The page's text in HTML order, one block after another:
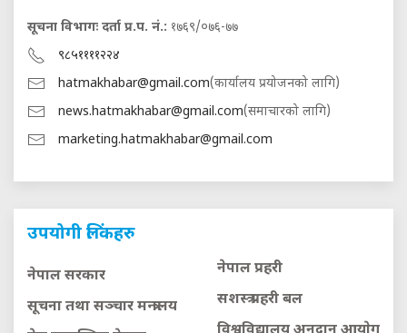
सूचना विभागः दर्ता प्र.प. नं.: १७६९/०७६-७७
९८५११११२२४
hatmakhabar@gmail.com(कार्यालय प्रयोजनको लागि)
news.hatmakhabar@gmail.com(समाचारको लागि)
marketing.hatmakhabar@gmail.com
उपयोगी लिंकहरु
नेपाल सरकार
सूचना तथा सञ्चार मन्त्रालय
नेपाल प्रहरी
सशस्त्र प्रहरी बल